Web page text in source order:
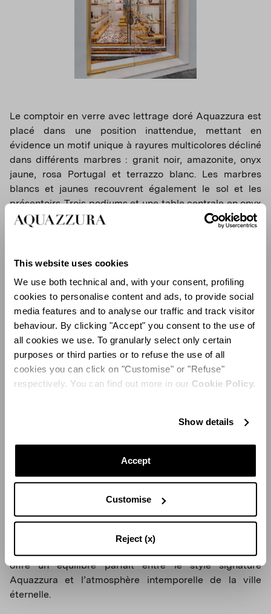
This website uses cookies
We use both technical and, with your consent, profiling
cookies to personalise content and ads, to provide social
media features and to analyse our traffic and track visitor
behaviour. By clicking "Accept" you consent to the use of
all cookies we use. To granularly select only certain
purposes or third parties or to refuse the use of all
cookies you can click on "Customise" or "Refuse"
respectively. You can find out more in our Cookie Policy.
Show details
Accept
Customise
Reject (x)
Le comptoir en verre avec lettrage doré Aquazzura est
placé dans une position inattendue, mettant en
évidence un motif unique à rayures multicolores décliné
dans différents marbres : granit noir, amazonite, onyx
jaune, rosa Portugal et terrazzo blanc. Les marbres
blancs et jaunes recouvrent également le sol et les
présentoirs. Trois podiums et une table centrale en onyx
jaune sont agrémentés d’une base en plexiglass
distinctif de l’architecture de la ville – tandis qu’un
éclairage moderne et un coin salon recouvert de tissu
jaune ambre rehaussent l’atmosphère lumineuse et
chaleureuse de l’espace.
offre un équilibre parfait entre le style signature
Aquazzura et l’atmosphère intemporelle de la ville
éternelle.